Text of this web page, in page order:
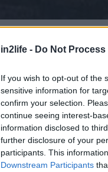
in2life - Do Not
If you wish to opt-out of the
sensitive information for
confirm your selection.
continue seeing interest-
information disclosed to
further disclosure of your
participants. This
Downstream Participants